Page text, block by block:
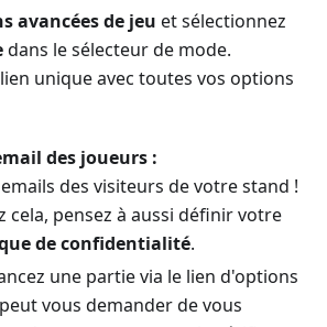
avancées de jeu et sélectionnez
dans le sélecteur de mode.
unique avec toutes vos options
des joueurs :
des visiteurs de votre stand !
cela, pensez à aussi définir votre
de confidentialité.
une partie via le lien d'options
vous demander de vous